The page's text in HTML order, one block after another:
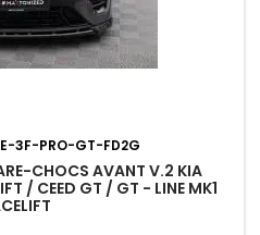
3F-PRO-GT-FD2G
CHOCS AVANT V.2 KIA
/ CEED GT / GT - LINE MK1